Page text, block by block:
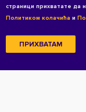
страници прихватате да
Политиком колачића и
ПРИХВАТАМ